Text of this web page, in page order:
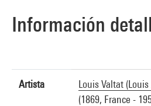
Información
Artista
Louis Valtat
(1869, France -